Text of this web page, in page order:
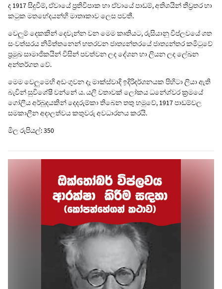
ද 1917 සිදුවීම්, ඒවායේ ප්‍රතිවිපාක හා ඒවායේ පාඩම්, අතිශයින් තීව්‍රතර හා
කටුක මතභේදයන්හි මාතෘකාව ලෙස පවතී.
වෙලුම් දෙකකින් දෙවැන්න වන මෙම කෘතියට, රුසියානු විප්ලවයේ ශත
සංවත්සරය නිමිත්තනෙන් හතරවන ජාත්‍යන්තරයේ ජාත්‍යන්තර කමිටුවේ
ප්‍රමුඛ සාමාජිකයින් විසින් පවත්වන ලද දේශන හා ලියන ලද ලේඛන
අන්තර්ගත වේ.
මෙම වෙලුමෙහි අඩංගුවන දෑ මාක්ස්වාදි ඉදිරිදර්ශනයක පිහිටා ලියා ඇති
බැවින් සුවිශේෂී වන්නේ ය. යලි වතාවක් ලෝකය ධනේශ්වර ක්‍රමයේ
ගෝලීය අර්බුදයකින් දෙදරුම්කා තිබෙන තතු හමුවේ, 1917 පාඩම්වල
සමකාලීන අදාලත්වය කතුවරු අවධාරනය කරයි.
මිල රුපියල්: 350